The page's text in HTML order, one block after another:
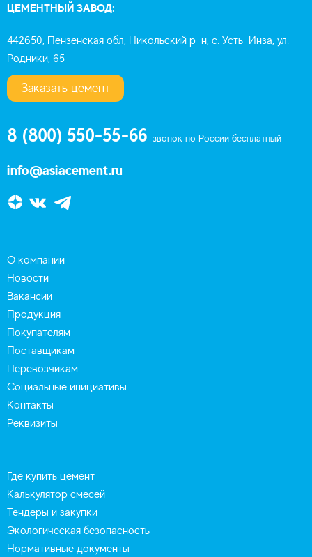
ЦЕМЕНТНЫЙ ЗАВОД:
442650, Пензенская обл, Никольский р-н, с. Усть-Инза, ул.
Родники, 65
Заказать цемент
8 (800) 550-55-66 звонок по России бесплатный
info@asiacement.ru
О компании
Новости
Вакансии
Продукция
Покупателям
Поставщикам
Перевозчикам
Социальные инициативы
Контакты
Реквизиты
Где купить цемент
Калькулятор смесей
Тендеры и закупки
Экологическая безопасность
Нормативные документы